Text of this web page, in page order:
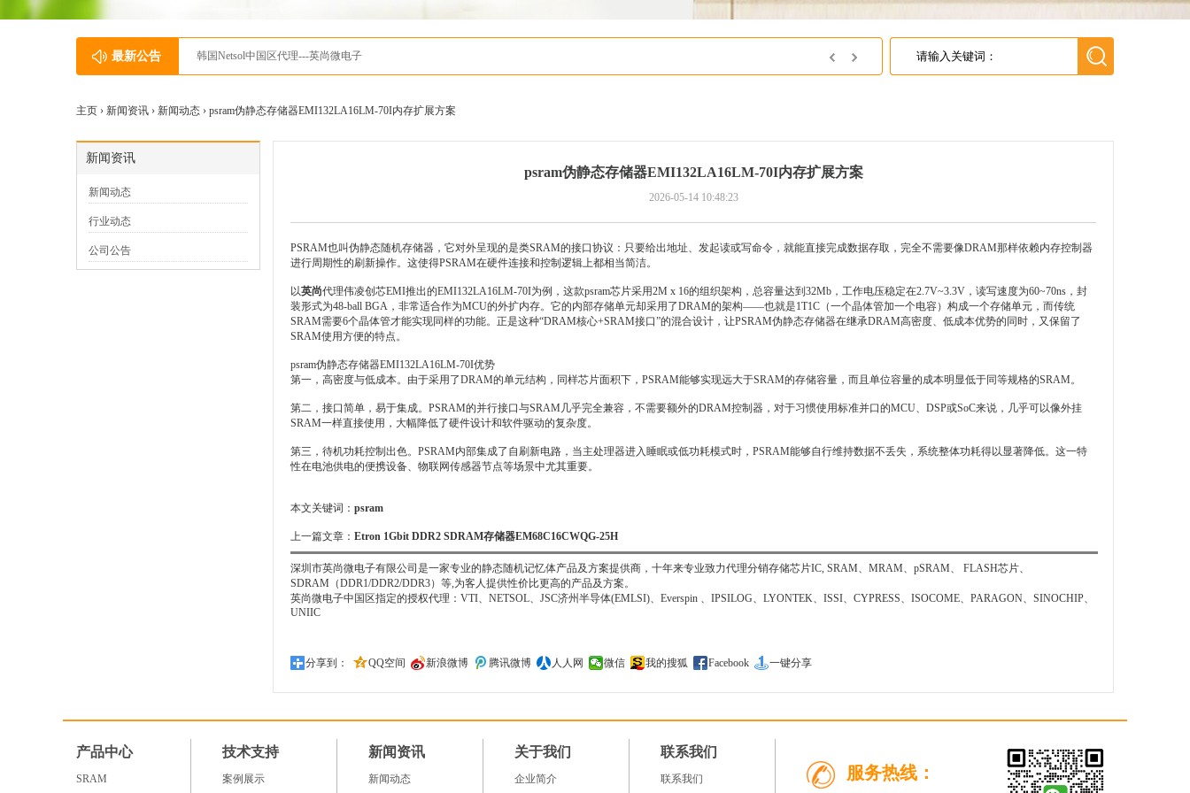
最新公告 韩国Netsol中国区代理---英尚微电子 JSC济州半导体中国区代理---英尚微电子
主页 › 新闻资讯 › 新闻动态 › psram伪静态存储器EMI132LA16LM-70I内存扩展方案
新闻资讯
新闻动态
行业动态
公司公告
psram伪静态存储器EMI132LA16LM-70I内存扩展方案
2026-05-14 10:48:23
PSRAM也叫伪静态随机存储器，它对外呈现的是类SRAM的接口协议：只要给出地址、发起读或写命令，就能直接完成数据存取，完全不需要像DRAM那样依赖内存控制器
进行周期性的刷新操作。这使得PSRAM在硬件连接和控制逻辑上都相当简洁。
以英尚代理伟凌创芯EMI推出的EMI132LA16LM-70I为例，这款psram芯片采用2M x 16的组织架构，总容量达到32Mb，工作电压稳定在2.7V~3.3V，读写速度为60~70ns，封
装形式为48-ball BGA，非常适合作为MCU的外扩内存。它的内部存储单元却采用了DRAM的架构——也就是1T1C（一个晶体管加一个电容）构成一个存储单元，而传统
SRAM需要6个晶体管才能实现同样的功能。正是这种“DRAM核心+SRAM接口”的混合设计，让PSRAM伪静态存储器在继承DRAM高密度、低成本优势的同时，又保留了
SRAM使用方便的特点。
psram伪静态存储器EMI132LA16LM-70I优势
第一，高密度与低成本。由于采用了DRAM的单元结构，同样芯片面积下，PSRAM能够实现远大于SRAM的存储容量，而且单位容量的成本明显低于同等规格的SRAM。
第二，接口简单，易于集成。PSRAM的并行接口与SRAM几乎完全兼容，不需要额外的DRAM控制器，对于习惯使用标准并口的MCU、DSP或SoC来说，几乎可以像外挂
SRAM一样直接使用，大幅降低了硬件设计和软件驱动的复杂度。
第三，待机功耗控制出色。PSRAM内部集成了自刷新电路，当主处理器进入睡眠或低功耗模式时，PSRAM能够自行维持数据不丢失，系统整体功耗得以显著降低。这一特
性在电池供电的便携设备、物联网传感器节点等场景中尤其重要。
本文关键词： psram
上一篇文章： Etron 1Gbit DDR2 SDRAM存储器EM68C16CWQG-25H
深圳市英尚微电子有限公司是一家专业的静态随机记忆体产品及方案提供商，十年来专业致力代理分销存储芯片IC, SRAM、MRAM、pSRAM、 FLASH芯片、
SDRAM（DDR1/DDR2/DDR3）等,为客人提供性价比更高的产品及方案。
英尚微电子中国区指定的授权代理：VTI、NETSOL、JSC济州半导体(EMLSI)、Everspin 、IPSILOG、LYONTEK、ISSI、CYPRESS、ISOCOME、PARAGON、SINOCHIP、
UNIIC
分享到： QQ空间 新浪微博 腾讯微博 人人网 微信 我的搜狐 Facebook 一键分享
产品中心
SRAM
技术支持
案例展示
新闻资讯
新闻动态
关于我们
企业简介
联系我们
联系我们 服务热线：